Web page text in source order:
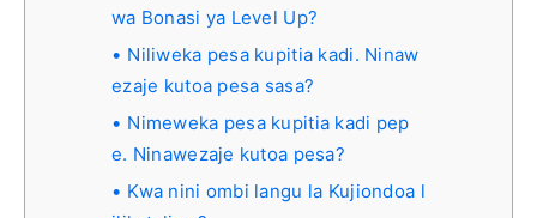
wa Bonasi ya Level Up?
Niliweka pesa kupitia kadi. Ninaw
ezaje kutoa pesa sasa?
Nimeweka pesa kupitia kadi pep
e. Ninawezaje kutoa pesa?
Kwa nini ombi langu la Kujiondoa l